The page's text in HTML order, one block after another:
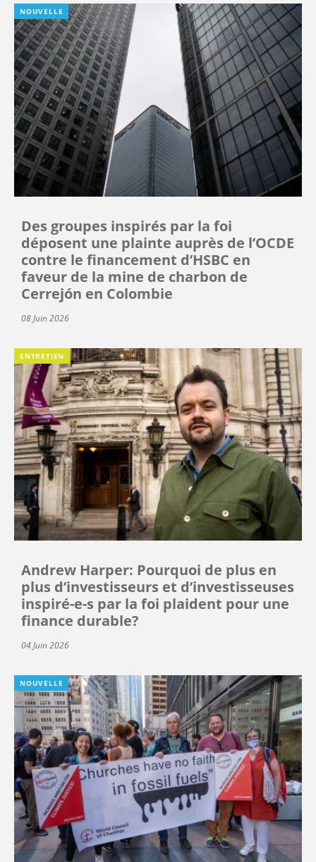
NOUVELLE
Des groupes inspirés par la foi
déposent une plainte auprès de l’OCDE
contre le financement d’HSBC en
faveur de la mine de charbon de
Cerrejón en Colombie
08 Juin 2026
ENTRETIEN
Andrew Harper: Pourquoi de plus en
plus d’investisseurs et d’investisseuses
inspiré-e-s par la foi plaident pour une
finance durable?
04 Juin 2026
NOUVELLE